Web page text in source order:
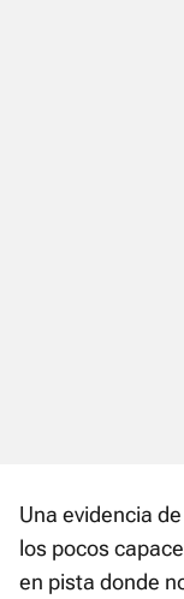
Una evidencia
los pocos
en pista donde